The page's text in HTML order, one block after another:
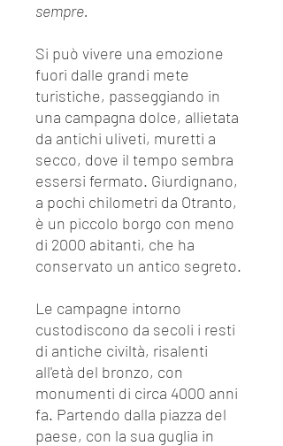
sempre.
Si può vivere una emozione
fuori dalle grandi mete
turistiche, passeggiando in
una campagna dolce, allietata
da antichi uliveti, muretti a
secco, dove il tempo sembra
essersi fermato. Giurdignano,
a pochi chilometri da Otranto,
è un piccolo borgo con meno
di 2000 abitanti, che ha
conservato un antico segreto.
Le campagne intorno
custodiscono da secoli i resti
di antiche civiltà, risalenti
all'età del bronzo, con
monumenti di circa 4000 anni
fa. Partendo dalla piazza del
paese, con la sua guglia in